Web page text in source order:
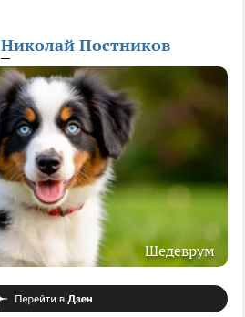
Николай Постников
Шедеврум